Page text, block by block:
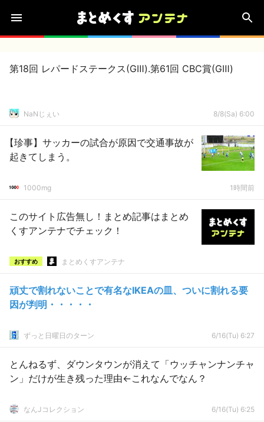
第18回 レパードステークス(GⅢ).第61回 CBC賞(GⅢ)
NaNじぇい 8/8(Sa) 6:00
【珍事】サッカーの試合が原因で交通事故が
起きてしまう。
1000mg 1時間前
このサイト広告無し！まとめ記事はまとめ
くすアンテナでチェック！
おすすめ まとめくすアンテナ
頑丈で割れないことで有名なIKEAの皿、ついに割れる要
因が判明・・・・・
ずっと日曜日のターン 6/16(Tu) 6:27
とんねるず、ダウンタウンが消えて「ウッチャンナンチャ
ン」だけが生き残った理由←これなんでなん？
なんJコレクション 6/16(Tu) 6:25